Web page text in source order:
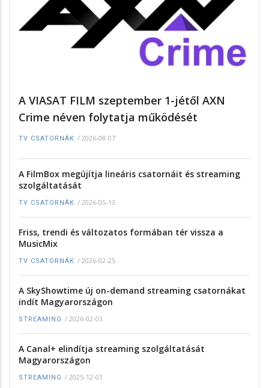
A VIASAT FILM szeptember 1-jétől AXN
Crime néven folytatja működését
TV CSATORNÁK / 2026-08-07
A FilmBox megújítja lineáris csatornáit és streaming
szolgáltatását
TV CSATORNÁK / 2026-05-13
Friss, trendi és változatos formában tér vissza a
MusicMix
TV CSATORNÁK / 2026-02-25
A SkyShowtime új on-demand streaming csatornákat
indít Magyarországon
STREAMING / 2026-02-03
A Canal+ elindítja streaming szolgáltatását
Magyarországon
STREAMING / 2025-12-01